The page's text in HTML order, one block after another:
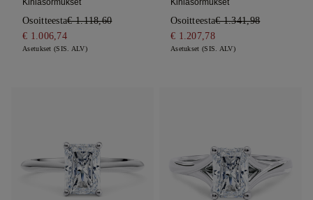
Osoitteesta€ 1.118,60
€ 1.006,74
Asetukset (SIS. ALV)
Osoitteesta€ 1.341,98
€ 1.207,78
Asetukset (SIS. ALV)